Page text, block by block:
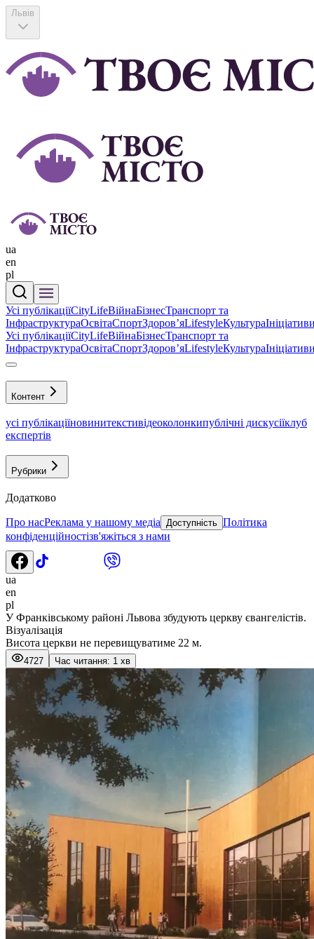
Львів
ua
en
pl
Усі публікаціїCityLifeВійнаБізнесТранспорт та
ІнфраструктураОсвітаСпортЗдоровʼяLifestyleКультура
Усі публікаціїCityLifeВійнаБізнесТранспорт та
ІнфраструктураОсвітаСпортЗдоровʼяLifestyleКультура
Контент
усі публікаціїновинитекстивідеоколонкипублічні дискусіїклуб
експертів
Рубрики
Додатково
Про насРеклама у нашому медіа Доступність Політика
конфіденційностізв'яжіться з нами
ua
en
pl
У Франківському районі Львова збудують церкву євангелістів.
Візуалізація
Висота церкви не перевищуватиме 22 м.
4727 Час читання: 1 хв